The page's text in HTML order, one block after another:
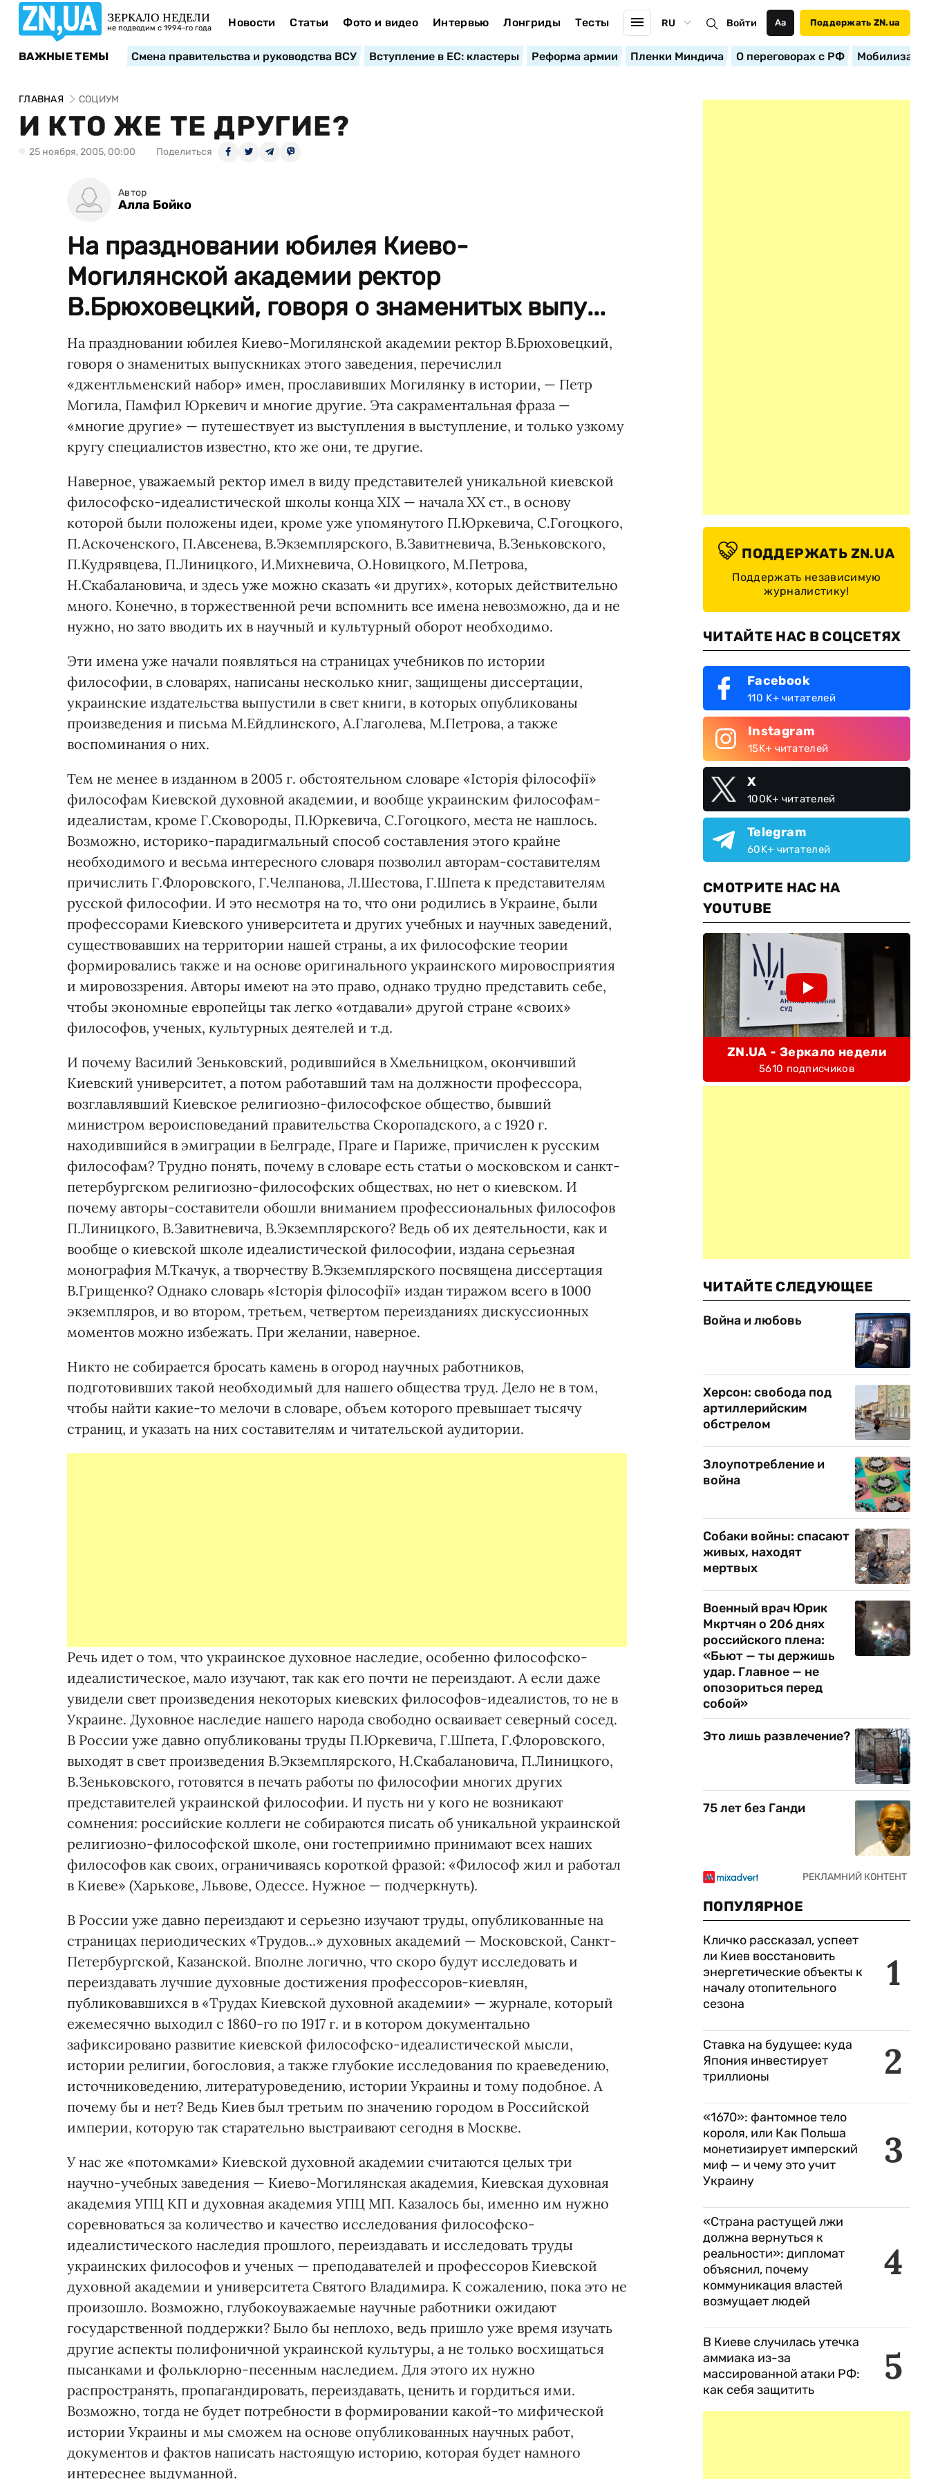
ЗЕРКАЛО НЕДЕЛИ
не подводим с 1994-го года Новости Статьи Фото и видео Интервью Лонгриды Тесты RU Войти Аа Поддержать ZN.ua
ВАЖНЫЕ ТЕМЫ Смена правительства и руководства ВСУ Вступление в ЕС: кластеры Реформа армии Пленки Миндича О переговорах с РФ
ГЛАВНАЯ СОЦИУМ
И КТО ЖЕ ТЕ ДРУГИЕ?
25 ноября, 2005, 00:00 Поделиться
Автор
Алла Бойко
На праздновании юбилея Киево-
Могилянской академии ректор
В.Брюховецкий, говоря о знаменитых выпу...
На праздновании юбилея Киево-Могилянской академии ректор В.Брюховецкий,
говоря о знаменитых выпускниках этого заведения, перечислил
«джентльменский набор» имен, прославивших Могилянку в истории, — Петр
Могила, Памфил Юркевич и многие другие. Эта сакраментальная фраза —
«многие другие» — путешествует из выступления в выступление, и только узкому
кругу специалистов известно, кто же они, те другие.
Наверное, уважаемый ректор имел в виду представителей уникальной киевской
философско-идеалистической школы конца ХІХ — начала ХХ ст., в основу
которой были положены идеи, кроме уже упомянутого П.Юркевича, С.Гогоцкого,
П.Аскоченского, П.Авсенева, В.Экземплярского, В.Завитневича, В.Зеньковского,
П.Кудрявцева, П.Линицкого, И.Михневича, О.Новицкого, М.Петрова,
Н.Скабалановича, и здесь уже можно сказать «и других», которых действительно
много. Конечно, в торжественной речи вспомнить все имена невозможно, да и не
нужно, но зато вводить их в научный и культурный оборот необходимо.
Эти имена уже начали появляться на страницах учебников по истории
философии, в словарях, написаны несколько книг, защищены диссертации,
украинские издательства выпустили в свет книги, в которых опубликованы
произведения и письма М.Ейдлинского, А.Глаголева, М.Петрова, а также
воспоминания о них.
Тем не менее в изданном в 2005 г. обстоятельном словаре «Історія філософії»
философам Киевской духовной академии, и вообще украинским философам-
идеалистам, кроме Г.Сковороды, П.Юркевича, С.Гогоцкого, места не нашлось.
Возможно, историко-парадигмальный способ составления этого крайне
необходимого и весьма интересного словаря позволил авторам-составителям
причислить Г.Флоровского, Г.Челпанова, Л.Шестова, Г.Шпета к представителям
русской философии. И это несмотря на то, что они родились в Украине, были
профессорами Киевского университета и других учебных и научных заведений,
существовавших на территории нашей страны, а их философские теории
формировались также и на основе оригинального украинского мировосприятия
и мировоззрения. Авторы имеют на это право, однако трудно представить себе,
чтобы экономные европейцы так легко «отдавали» другой стране «своих»
философов, ученых, культурных деятелей и т.д.
И почему Василий Зеньковский, родившийся в Хмельницком, окончивший
Киевский университет, а потом работавший там на должности профессора,
возглавлявший Киевское религиозно-философское общество, бывший
министром вероисповеданий правительства Скоропадского, а с 1920 г.
находившийся в эмиграции в Белграде, Праге и Париже, причислен к русским
философам? Трудно понять, почему в словаре есть статьи о московском и санкт-
петербургском религиозно-философских обществах, но нет о киевском. И
почему авторы-составители обошли вниманием профессиональных философов
П.Линицкого, В.Завитневича, В.Экземплярского? Ведь об их деятельности, как и
вообще о киевской школе идеалистической философии, издана серьезная
монография М.Ткачук, а творчеству В.Экземплярского посвящена диссертация
В.Грищенко? Однако словарь «Історія філософії» издан тиражом всего в 1000
экземпляров, и во втором, третьем, четвертом переизданиях дискуссионных
моментов можно избежать. При желании, наверное.
Никто не собирается бросать камень в огород научных работников,
подготовивших такой необходимый для нашего общества труд. Дело не в том,
чтобы найти какие-то мелочи в словаре, объем которого превышает тысячу
страниц, и указать на них составителям и читательской аудитории.
Речь идет о том, что украинское духовное наследие, особенно философско-
идеалистическое, мало изучают, так как его почти не переиздают. А если даже
увидели свет произведения некоторых киевских философов-идеалистов, то не в
Украине. Духовное наследие нашего народа свободно осваивает северный сосед.
В России уже давно опубликованы труды П.Юркевича, Г.Шпета, Г.Флоровского,
выходят в свет произведения В.Экземплярского, Н.Скабалановича, П.Линицкого,
В.Зеньковского, готовятся в печать работы по философии многих других
представителей украинской философии. И пусть ни у кого не возникают
сомнения: российские коллеги не собираются писать об уникальной украинской
религиозно-философской школе, они гостеприимно принимают всех наших
философов как своих, ограничиваясь короткой фразой: «Философ жил и работал
в Киеве» (Харькове, Львове, Одессе. Нужное — подчеркнуть).
В России уже давно переиздают и серьезно изучают труды, опубликованные на
страницах периодических «Трудов...» духовных академий — Московской, Санкт-
Петербургской, Казанской. Вполне логично, что скоро будут исследовать и
переиздавать лучшие духовные достижения профессоров-киевлян,
публиковавшихся в «Трудах Киевской духовной академии» — журнале, который
ежемесячно выходил с 1860-го по 1917 г. и в котором документально
зафиксировано развитие киевской философско-идеалистической мысли,
истории религии, богословия, а также глубокие исследования по краеведению,
источниковедению, литературоведению, истории Украины и тому подобное. А
почему бы и нет? Ведь Киев был третьим по значению городом в Российской
империи, которую так старательно выстраивают сегодня в Москве.
У нас же «потомками» Киевской духовной академии считаются целых три
научно-учебных заведения — Киево-Могилянская академия, Киевская духовная
академия УПЦ КП и духовная академия УПЦ МП. Казалось бы, именно им нужно
соревноваться за количество и качество исследования философско-
идеалистического наследия прошлого, переиздавать и исследовать труды
украинских философов и ученых — преподавателей и профессоров Киевской
духовной академии и университета Святого Владимира. К сожалению, пока это не
произошло. Возможно, глубокоуважаемые научные работники ожидают
государственной поддержки? Было бы неплохо, ведь пришло уже время изучать
другие аспекты полифоничной украинской культуры, а не только восхищаться
пысанками и фольклорно-песенным наследием. Для этого их нужно
распространять, пропагандировать, переиздавать, ценить и гордиться ими.
Возможно, тогда не будет потребности в формировании какой-то мифической
истории Украины и мы сможем на основе опубликованных научных работ,
документов и фактов написать настоящую историю, которая будет намного
интереснее выдуманной.
ПОДДЕРЖАТЬ ZN.UA
Поддержать независимую
журналистику!
ЧИТАЙТЕ НАС В СОЦСЕТЯХ
Facebook
110 K+ читателей
Instagram
15K+ читателей
X
100K+ читателей
Telegram
60K+ читателей
СМОТРИТЕ НАС НА
YOUTUBE
ZN.UA - Зеркало недели
5610 подписчиков
ЧИТАЙТЕ СЛЕДУЮЩЕЕ
Война и любовь
Херсон: свобода под
артиллерийским
обстрелом
Злоупотребление и
война
Собаки войны: спасают
живых, находят
мертвых
Военный врач Юрик
Мкртчян о 206 днях
российского плена:
«Бьют — ты держишь
удар. Главное — не
опозориться перед
собой»
Это лишь развлечение?
75 лет без Ганди
ПОПУЛЯРНОЕ
1
Кличко рассказал, успеет
ли Киев восстановить
энергетические объекты к
началу отопительного
сезона
2
Ставка на будущее: куда
Япония инвестирует
триллионы
3
«1670»: фантомное тело
короля, или Как Польша
монетизирует имперский
миф — и чему это учит
Украину
4
«Страна растущей лжи
должна вернуться к
реальности»: дипломат
объяснил, почему
коммуникация властей
возмущает людей
5
В Киеве случилась утечка
аммиака из-за
массированной атаки РФ:
как себя защитить